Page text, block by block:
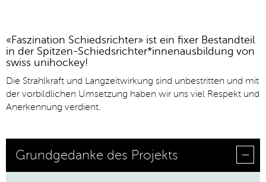
«Faszination Schiedsrichter» ist ein fixer Bestandteil
in der Spitzen-Schiedsrichter*innenausbildung von
swiss unihockey!
Die Strahlkraft und Langzeitwirkung sind unbestritten und mit
der vorbildlichen Umsetzung haben wir uns viel Respekt und
Anerkennung verdient.
Grundgedanke des Projekts